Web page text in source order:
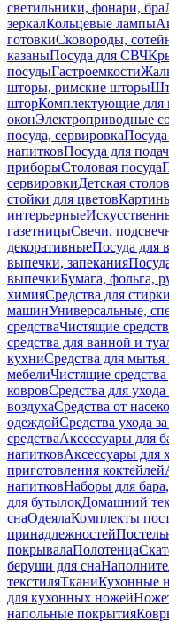
светильники, фонари, бра
зеркалКольцевые лампы
готовкиСковороды,
казаныПосуда для СВЧ
посудыГастроемкости
шторы, римские шторы
шторКомплектующие для
оконЭлектроприводные
посуда, сервировка
напитковПосуда для
приборыСтоловая посуда
сервировкиДетская
стойки для цветов
интерьерные
газетницыСвечи,
декоративныеПосуда для
выпечки, запекания
выпечкиБумага, фольга,
химияСредства для стирки
машинУниверсальные,
средстваЧистящие
средства для ванной и
кухниСредства для
мебелиЧистящие
ковровСредства для ухода
воздухаСредства от
одеждойСредства ухода
средстваАксессуары для
напитковАксессуары для
приготовления коктейлей
напитковНаборы для
для бутылокДомашний
снаОдеялаКомплекты
принадлежностей
покрывалаПолотенца
беруши для сна
текстиляТканиКухонные
для кухонных ножей
напольные покрытия